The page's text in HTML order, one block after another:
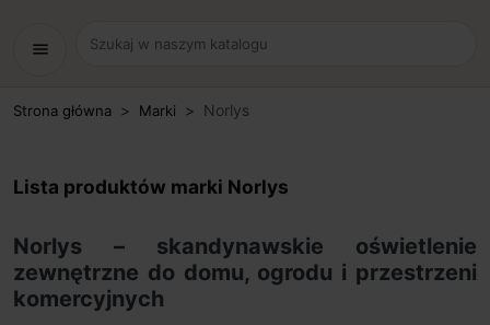
menu
Strona główna Marki Norlys
Lista produktów marki Norlys
Norlys – skandynawskie oświetlenie
zewnętrzne do domu, ogrodu i przestrzeni
komercyjnych